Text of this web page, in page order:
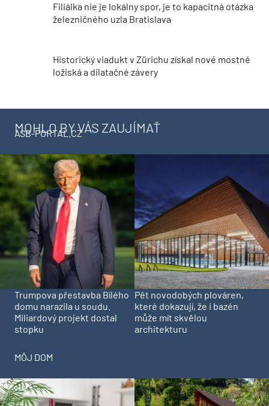
Filiálka nie je lokálny spor, je to kapacitná otázka
železničného uzla Bratislava
Historický viadukt v Zürichu získal nové mostné
ložiská a dilatačné závery
MOHLO BY VÁS ZAUJÍMAŤ
ASB-PORTAL.CZ
Trumpova přestavba Bílého
domu narazila u soudu.
Miliardový projekt dostal
stopku
Pět novodobých plováren,
které dokazují, že i bazén
může mít skvělou
architekturu
MÔJ DOM